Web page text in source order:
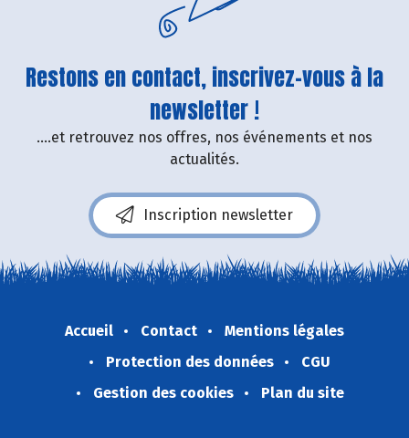
Restons en contact, inscrivez-vous à la
newsletter !
....et retrouvez nos offres, nos événements et nos
actualités.
Inscription newsletter
Accueil Contact
Mentions légales
Protection des données
CGU
Gestion des cookies
Plan du site